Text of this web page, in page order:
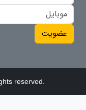
عضویت
reserved.